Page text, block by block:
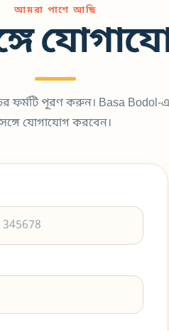
আমরা পাশে আছি
ফর্মটি পূরণ করুন। Basa
সঙ্গে যোগাযোগ করবেন।